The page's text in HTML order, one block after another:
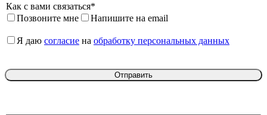
Как с вами связаться*
Позвоните мне
Напишите на email
Я даю согласие на обработку персональных данных